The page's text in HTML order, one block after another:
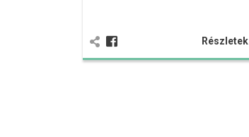
Részletek